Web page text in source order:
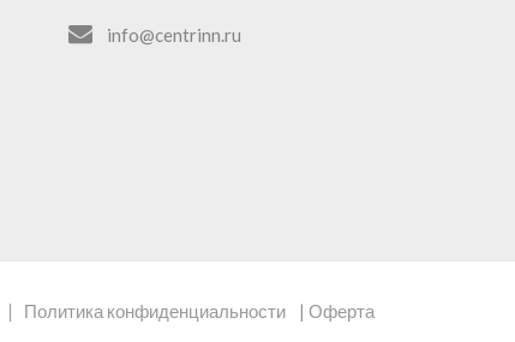
info@centrinn.ru
Политика конфиденциальности | Оферта